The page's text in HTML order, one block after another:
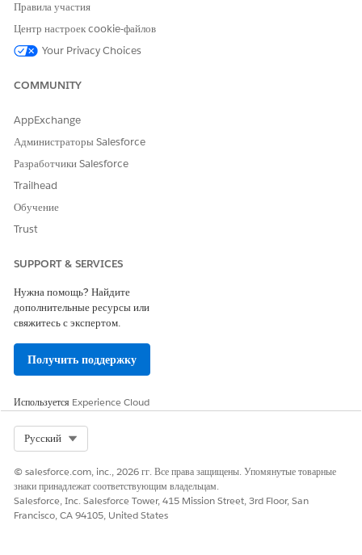
Оставьте свой отзыв, чтобы мы могли стать лучше!
Правила участия
Центр настроек cookie-файлов
Your Privacy Choices
COMMUNITY
AppExchange
Администраторы Salesforce
Разработчики Salesforce
Trailhead
Обучение
Trust
SUPPORT & SERVICES
Нужна помощь? Найдите
дополнительные ресурсы или
свяжитесь с экспертом.
Получить поддержку
Используется Experience Cloud
Русский
© salesforce.com, inc., 2026 гг. Все права защищены. Упомянутые товарные
знаки принадлежат соответствующим владельцам.
Salesforce, Inc. Salesforce Tower, 415 Mission Street, 3rd Floor, San
Francisco, CA 94105, United States